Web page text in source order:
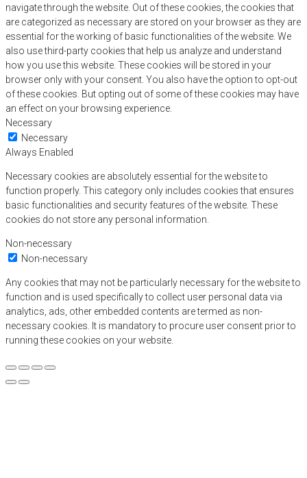
navigate through the website. Out of these cookies, the cookies that
are categorized as necessary are stored on your browser as they are
essential for the working of basic functionalities of the website. We
also use third-party cookies that help us analyze and understand
how you use this website. These cookies will be stored in your
browser only with your consent. You also have the option to opt-out
of these cookies. But opting out of some of these cookies may have
an effect on your browsing experience.
Necessary
Necessary
Always Enabled
Necessary cookies are absolutely essential for the website to
function properly. This category only includes cookies that ensures
basic functionalities and security features of the website. These
cookies do not store any personal information.
Non-necessary
Non-necessary
Any cookies that may not be particularly necessary for the website to
function and is used specifically to collect user personal data via
analytics, ads, other embedded contents are termed as non-
necessary cookies. It is mandatory to procure user consent prior to
running these cookies on your website.